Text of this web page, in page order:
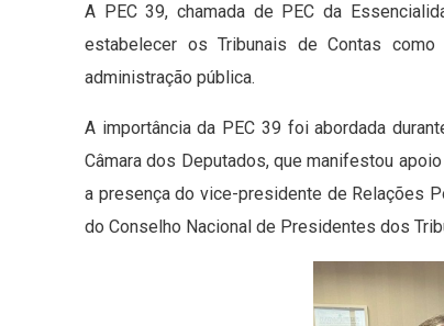
A PEC 39, chamada de PEC da
estabelecer os Tribunais de Contas
administração pública.
A importância da PEC 39 foi abordada
Câmara dos Deputados, que manifestou
a presença do vice-presidente de Relações
do Conselho Nacional de Presidentes dos